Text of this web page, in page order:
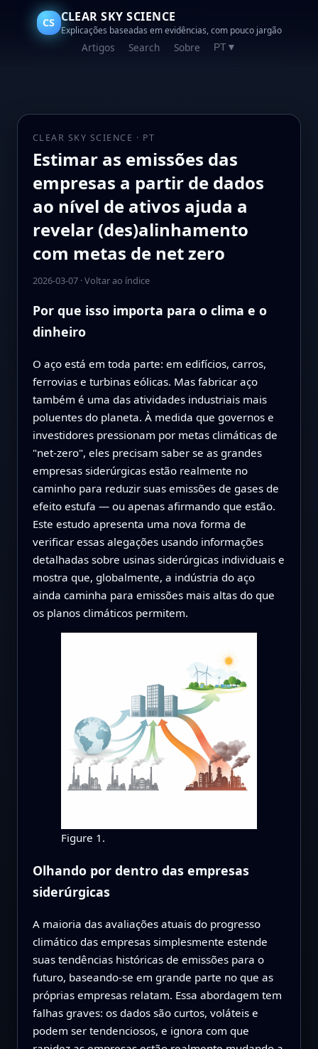
CS CLEAR SKY SCIENCE
Explicações baseadas em evidências, com pouco jargão
Artigos Search Sobre PT ▼
CLEAR SKY SCIENCE · PT
Estimar as emissões das
empresas a partir de dados
ao nível de ativos ajuda a
revelar (des)alinhamento
com metas de net zero
2026-03-07·Voltar ao índice
Por que isso importa para o clima e o
dinheiro
O aço está em toda parte: em edifícios, carros,
ferrovias e turbinas eólicas. Mas fabricar aço
também é uma das atividades industriais mais
poluentes do planeta. À medida que governos e
investidores pressionam por metas climáticas de
"net‑zero", eles precisam saber se as grandes
empresas siderúrgicas estão realmente no
caminho para reduzir suas emissões de gases de
efeito estufa — ou apenas afirmando que estão.
Este estudo apresenta uma nova forma de
verificar essas alegações usando informações
detalhadas sobre usinas siderúrgicas individuais e
mostra que, globalmente, a indústria do aço
ainda caminha para emissões mais altas do que
os planos climáticos permitem.
Figure 1.
Olhando por dentro das empresas
siderúrgicas
A maioria das avaliações atuais do progresso
climático das empresas simplesmente estende
suas tendências históricas de emissões para o
futuro, baseando‑se em grande parte no que as
próprias empresas relatam. Essa abordagem tem
falhas graves: os dados são curtos, voláteis e
podem ser tendenciosos, e ignora com que